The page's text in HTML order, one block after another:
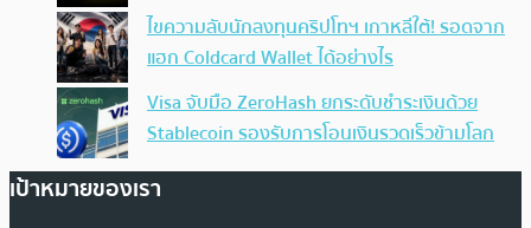
ไขความลับนักลงทุนคริปโทฯ เกาหลีใต้! รอดจาก
แฮก Coldcard Wallet ได้อย่างไร
Visa จับมือ ZeroHash ยกระดับชำระเงินด้วย
Stablecoin รองรับการโอนเงินรวดเร็วข้ามโลก
เป้าหมายของเรา